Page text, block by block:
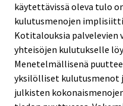
käytettävissä oleva tulo
kulutusmenojen
Kotitalouksia
yhteisöjen kulutukselle
Menetelmällisenä
yksilölliset kulutusmenot
julkisten